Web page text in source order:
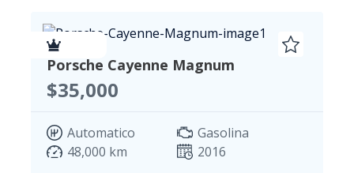
Porsche Cayenne Magnum
$35,000
Automatico
Gasolina
48,000 km
2016